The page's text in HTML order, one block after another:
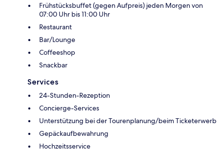
Frühstücksbuffet (gegen Aufpreis) jeden Morgen von
07:00 Uhr bis 11:00 Uhr
Restaurant
Bar/Lounge
Coffeeshop
Snackbar
Services
24-Stunden-Rezeption
Concierge-Services
Unterstützung bei der Tourenplanung/beim Ticketerwerb
Gepäckaufbewahrung
Hochzeitsservice